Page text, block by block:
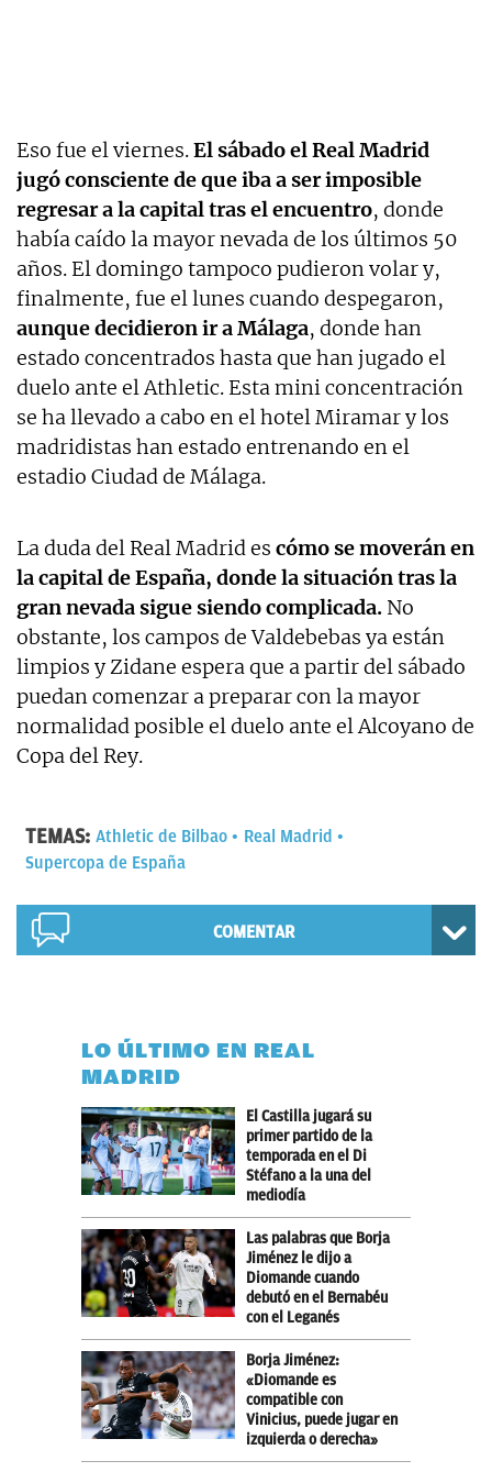
Eso fue el viernes.El sábado el Real Madrid
jugó consciente de que iba a ser imposible
regresar a la capital tras el encuentro, donde
había caído la mayor nevada de los últimos 50
años. El domingo tampoco pudieron volar y,
finalmente, fue el lunes cuando despegaron,
aunque decidieron ir a Málaga, donde han
estado concentrados hasta que han jugado el
duelo ante el Athletic. Esta mini concentración
se ha llevado a cabo en el hotel Miramar y los
madridistas han estado entrenando en el
estadio Ciudad de Málaga.
La duda del Real Madrid es cómo se moverán en
la capital de España, donde la situación tras la
gran nevada sigue siendo complicada. No
obstante, los campos de Valdebebas ya están
limpios y Zidane espera que a partir del sábado
puedan comenzar a preparar con la mayor
normalidad posible el duelo ante el Alcoyano de
Copa del Rey.
TEMAS: Athletic de Bilbao
Real Madrid
Supercopa de España
COMENTAR
LO ÚLTIMO EN REAL
MADRID
El Castilla jugará su
primer partido de la
temporada en el Di
Stéfano a la una del
mediodía
Las palabras que Borja
Jiménez le dijo a
Diomande cuando
debutó en el Bernabéu
con el Leganés
Borja Jiménez:
«Diomande es
compatible con
Vinicius, puede jugar en
izquierda o derecha»